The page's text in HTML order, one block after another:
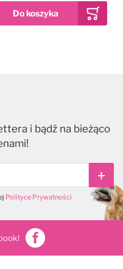
i bądź na bieżąco
Polityce Prywatności